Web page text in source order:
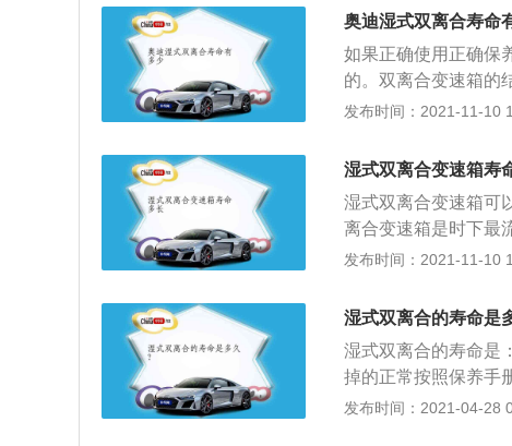
即使将油门踩到底，
行驶条件对牵引力
车换挡或需要停车进
奥迪湿式双离合寿命
如果正确使用正确保
的。双离合变速箱的
器和一个换挡控制机
变速箱有湿式的和干
内，湿式双离合变
能够承受的扭矩更大
箱更好的。干式双离
能不好，可靠性和稳
种工况下的需求。所
的换挡平顺性，还可
发布时间：2021-11-10
湿式双离合变速箱寿
湿式双离合变速箱可
离合变速箱是时下最
不少汽车厂商和消费
中。湿式与干式的区
矩比干式双离合变速
使用，2.0t发动机都
离合变速箱的换挡速
干式双离合变速箱更
发布时间：2021-11-10
湿式双离合的寿命是
湿式双离合的寿命是
掉的正常按照保养手
通的变速箱一样，都
发布时间：2021-04-28